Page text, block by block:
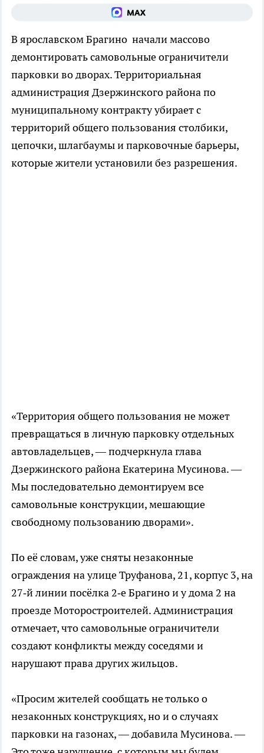
В ярославском Брагино начали массово
демонтировать самовольные ограничители
парковки во дворах. Территориальная
администрация Дзержинского района по
муниципальному контракту убирает с
территорий общего пользования столбики,
цепочки, шлагбаумы и парковочные барьеры,
которые жители установили без разрешения.
«Территория общего пользования не может
превращаться в личную парковку отдельных
автовладельцев, — подчеркнула глава
Дзержинского района Екатерина Мусинова. —
Мы последовательно демонтируем все
самовольные конструкции, мешающие
свободному пользованию дворами».
По её словам, уже сняты незаконные
ограждения на улице Труфанова, 21, корпус 3, на
27‑й линии посёлка 2‑е Брагино и у дома 2 на
проезде Моторостроителей. Администрация
отмечает, что самовольные ограничители
создают конфликты между соседями и
нарушают права других жильцов.
«Просим жителей сообщать не только о
незаконных конструкциях, но и о случаях
парковки на газонах, — добавила Мусинова. —